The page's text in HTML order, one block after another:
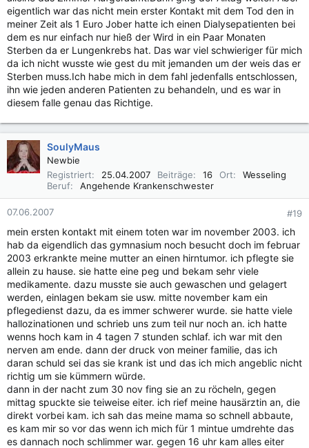
eigentlich war das nicht mein erster Kontakt mit dem Tod den in
meiner Zeit als 1 Euro Jober hatte ich einen Dialysepatienten bei
dem es nur einfach nur hieß der Wird in ein Paar Monaten
Sterben da er Lungenkrebs hat. Das war viel schwieriger für mich
da ich nicht wusste wie gest du mit jemanden um der weis das er
Sterben muss.Ich habe mich in dem fahl jedenfalls entschlossen,
ihn wie jeden anderen Patienten zu behandeln, und es war in
diesem falle genau das Richtige.
SoulyMaus
Newbie
Registriert
25.04.2007 Beiträge 16 Ort
Wesseling
Beruf
Angehende Krankenschwester
07.06.2007 #19
mein ersten kontakt mit einem toten war im november 2003. ich
hab da eigendlich das gymnasium noch besucht doch im februar
2003 erkrankte meine mutter an einen hirntumor. ich pflegte sie
allein zu hause. sie hatte eine peg und bekam sehr viele
medikamente. dazu musste sie auch gewaschen und gelagert
werden, einlagen bekam sie usw. mitte november kam ein
pflegedienst dazu, da es immer schwerer wurde. sie hatte viele
hallozinationen und schrieb uns zum teil nur noch an. ich hatte
wenns hoch kam in 4 tagen 7 stunden schlaf. ich war mit den
nerven am ende. dann der druck von meiner familie, das ich
daran schuld sei das sie krank ist und das ich mich angeblic nicht
richtig um sie kümmern würde.
dann in der nacht zum 30 nov fing sie an zu röcheln, gegen
mittag spuckte sie teiweise eiter. ich rief meine hausärztin an, die
direkt vorbei kam. ich sah das meine mama so schnell abbaute,
es kam mir so vor das wenn ich mich für 1 mintue umdrehte das
es dannach noch schlimmer war. gegen 16 uhr kam alles eiter